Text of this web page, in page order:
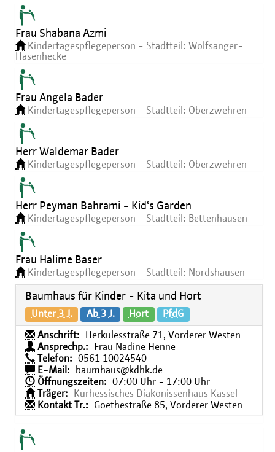
Frau Shabana Azmi
Kindertagespflegeperson - Stadtteil: Wolfsanger-
Hasenhecke
Frau Angela Bader
Kindertagespflegeperson - Stadtteil: Oberzwehren
Herr Waldemar Bader
Kindertagespflegeperson - Stadtteil: Oberzwehren
Herr Peyman Bahrami - Kid‘s Garden
Kindertagespflegeperson - Stadtteil: Bettenhausen
Frau Halime Baser
Kindertagespflegeperson - Stadtteil: Nordshausen
Baumhaus für Kinder - Kita und Hort
Unter 3 J. Ab 3 J. Hort PfdG
Anschrift:
Herkulesstraße 71, Vorderer Westen
Ansprechp.:
Frau Nadine Henne
Telefon:
0561 10024540
E-Mail:
baumhaus@kdhk.de
Öffnungszeiten:
07:00 Uhr - 17:00 Uhr
Träger:
Kurhessisches Diakonissenhaus Kassel
Kontakt Tr.:
Goethestraße 85, Vorderer Westen